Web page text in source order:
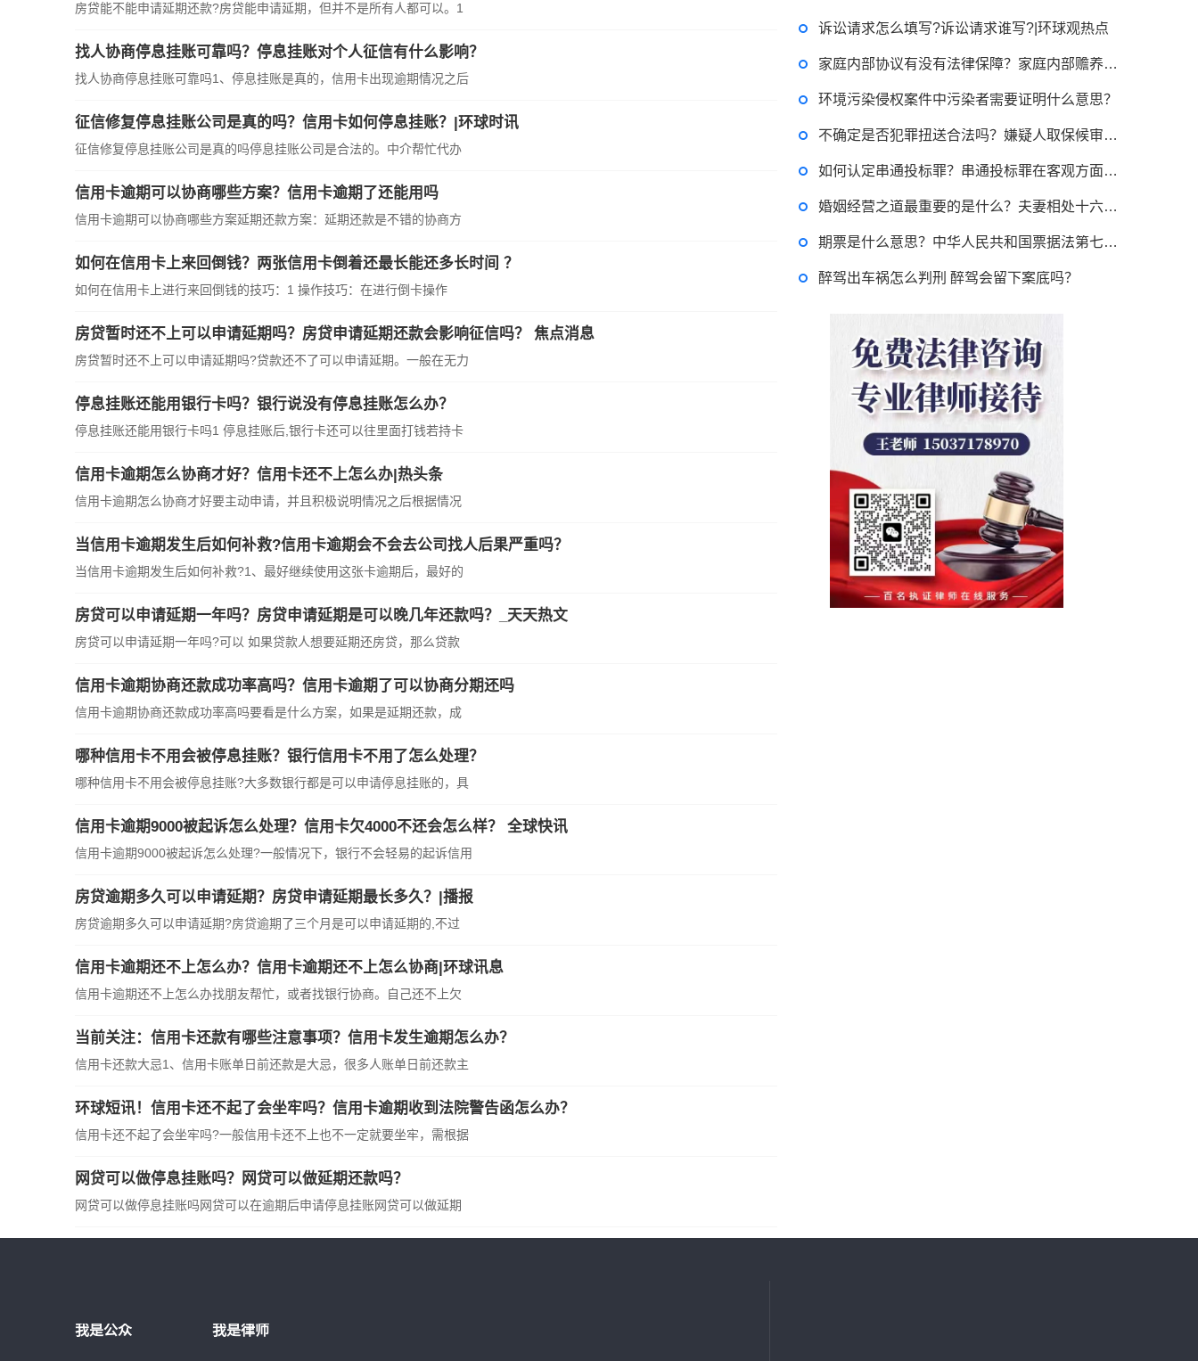
房贷能不能申请延期还款?房贷能申请延期，但并不是所有人都可以。1
找人协商停息挂账可靠吗？停息挂账对个人征信有什么影响？
找人协商停息挂账可靠吗1、停息挂账是真的，信用卡出现逾期情况之后
征信修复停息挂账公司是真的吗？信用卡如何停息挂账？|环球时讯
征信修复停息挂账公司是真的吗停息挂账公司是合法的。中介帮忙代办
信用卡逾期可以协商哪些方案？信用卡逾期了还能用吗
信用卡逾期可以协商哪些方案延期还款方案：延期还款是不错的协商方
如何在信用卡上来回倒钱？两张信用卡倒着还最长能还多长时间 ？
如何在信用卡上进行来回倒钱的技巧：1 操作技巧：在进行倒卡操作
房贷暂时还不上可以申请延期吗？房贷申请延期还款会影响征信吗？ 焦点消息
房贷暂时还不上可以申请延期吗?贷款还不了可以申请延期。一般在无力
停息挂账还能用银行卡吗？银行说没有停息挂账怎么办？
停息挂账还能用银行卡吗1 停息挂账后,银行卡还可以往里面打钱若持卡
信用卡逾期怎么协商才好？信用卡还不上怎么办|热头条
信用卡逾期怎么协商才好要主动申请，并且积极说明情况之后根据情况
当信用卡逾期发生后如何补救?信用卡逾期会不会去公司找人后果严重吗？
当信用卡逾期发生后如何补救?1、最好继续使用这张卡逾期后，最好的
房贷可以申请延期一年吗？房贷申请延期是可以晚几年还款吗？_天天热文
房贷可以申请延期一年吗?可以 如果贷款人想要延期还房贷，那么贷款
信用卡逾期协商还款成功率高吗？信用卡逾期了可以协商分期还吗
信用卡逾期协商还款成功率高吗要看是什么方案，如果是延期还款，成
哪种信用卡不用会被停息挂账？银行信用卡不用了怎么处理？
哪种信用卡不用会被停息挂账?大多数银行都是可以申请停息挂账的，具
信用卡逾期9000被起诉怎么处理？信用卡欠4000不还会怎么样？ 全球快讯
信用卡逾期9000被起诉怎么处理?一般情况下，银行不会轻易的起诉信用
房贷逾期多久可以申请延期？房贷申请延期最长多久？|播报
房贷逾期多久可以申请延期?房贷逾期了三个月是可以申请延期的,不过
信用卡逾期还不上怎么办？信用卡逾期还不上怎么协商|环球讯息
信用卡逾期还不上怎么办找朋友帮忙，或者找银行协商。自己还不上欠
当前关注：信用卡还款有哪些注意事项？信用卡发生逾期怎么办？
信用卡还款大忌1、信用卡账单日前还款是大忌，很多人账单日前还款主
环球短讯！信用卡还不起了会坐牢吗？信用卡逾期收到法院警告函怎么办？
信用卡还不起了会坐牢吗?一般信用卡还不上也不一定就要坐牢，需根据
网贷可以做停息挂账吗？网贷可以做延期还款吗？
网贷可以做停息挂账吗网贷可以在逾期后申请停息挂账网贷可以做延期
高楼住宅玻璃炸裂应该找谁处理
回复：可以建议您先找一下物业，由物业处置
退休职工涨工资最新消息 退休人员涨工资注意事项有哪些？
律师回答区
跳跳糖是毒品吗？
诉讼请求怎么填写?诉讼请求谁写?|环球观热点
家庭内部协议有没有法律保障？家庭内部赡养协议是否有效？
环境污染侵权案件中污染者需要证明什么意思？
不确定是否犯罪扭送合法吗？嫌疑人取保候审的申请程序
如何认定串通投标罪？串通投标罪在客观方面表现为串通投标的行为吗？
婚姻经营之道最重要的是什么？夫妻相处十六字原则分享
期票是什么意思？中华人民共和国票据法第七十三条内容
醉驾出车祸怎么判刑 醉驾会留下案底吗？
我是公众 我是律师